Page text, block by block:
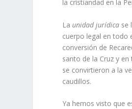
la cristiandad en la
La unidad jurídica se
cuerpo legal en todo
conversión de
santo de la Cruz y
se convirtieron a la
caudillos.
Ya hemos visto que